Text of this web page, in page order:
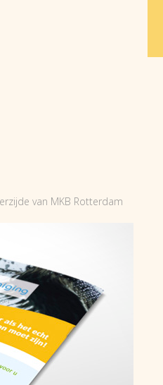
van MKB Rotterdam